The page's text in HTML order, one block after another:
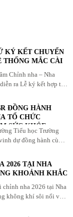
KÝ KẾT CHUYỂN
THỐNG MẮC CÀI
Chỉnh nha – Nha
ra Lễ ký kết hợp tác
ĐỒNG HÀNH
TỔ CHỨC
SỨC KHỎE
Tiểu học Trường
dự đồng hành cùng
2026 TẠI NHA
KHOẢNH KHẮC
nha 2026 tại Nha
không khí sôi nổi với